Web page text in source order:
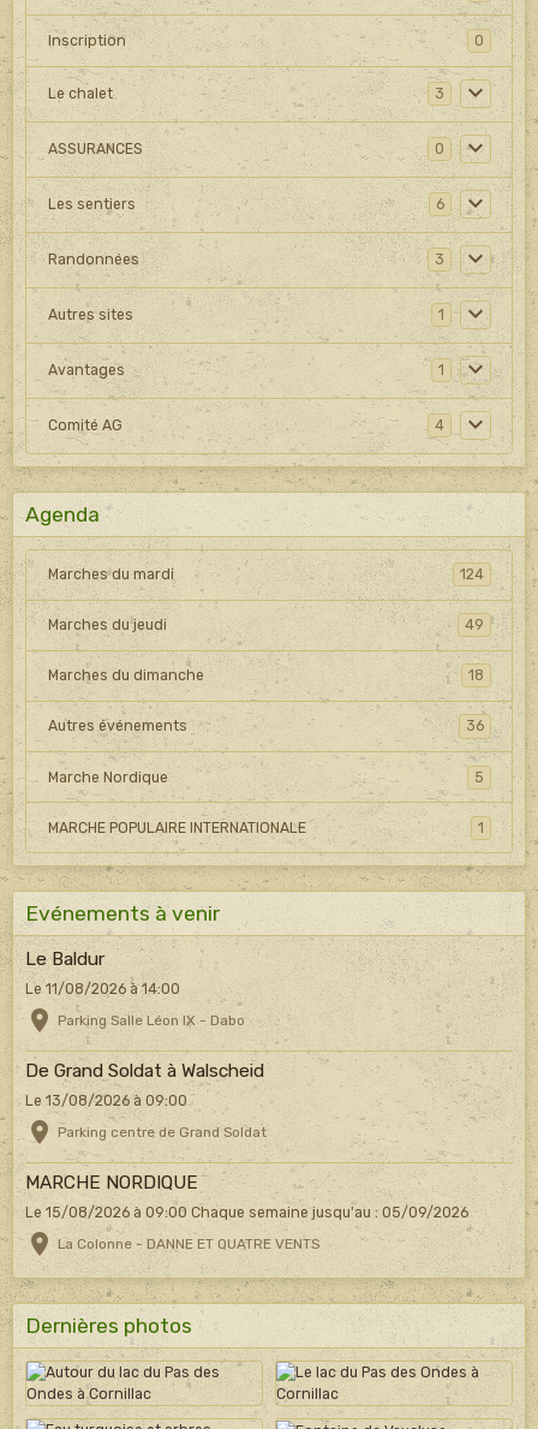
Inscription 0
Le chalet 3
ASSURANCES 0
Les sentiers 6
Randonnées 3
Autres sites 1
Avantages 1
Comité AG 4
Agenda
Marches du mardi 124
Marches du jeudi 49
Marches du dimanche 18
Autres événements 36
Marche Nordique 5
MARCHE POPULAIRE INTERNATIONALE 1
Evénements à venir
Le Baldur
Le 11/08/2026 à 14:00
Parking Salle Léon IX - Dabo
De Grand Soldat à Walscheid
Le 13/08/2026 à 09:00
Parking centre de Grand Soldat
MARCHE NORDIQUE
Le 15/08/2026 à 09:00 Chaque semaine jusqu'au : 05/09/2026
La Colonne - DANNE ET QUATRE VENTS
Dernières photos